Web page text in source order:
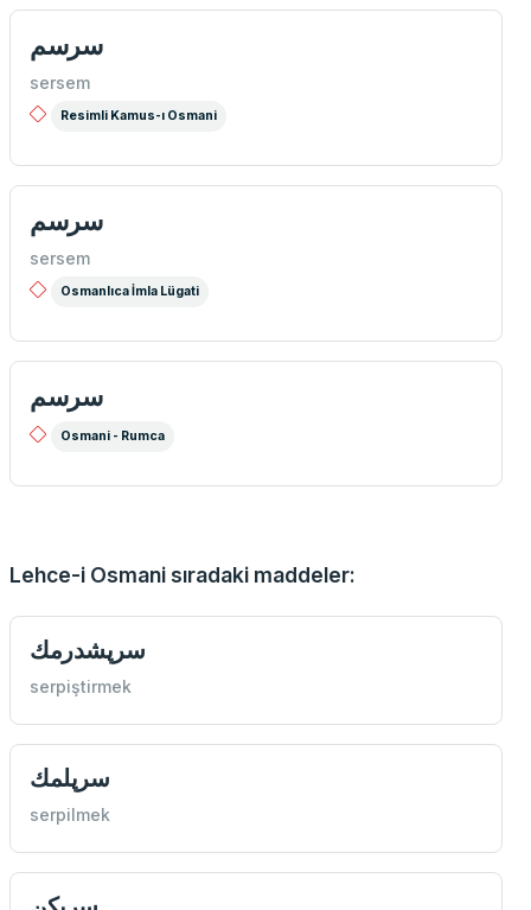
سرسم
sersem
Resimli Kamus-ı Osmani
سرسم
sersem
Osmanlıca İmla Lügati
سرسم
Osmani - Rumca
Lehce-i Osmani sıradaki maddeler:
سرپشدرمك
serpiştirmek
سرپلمك
serpilmek